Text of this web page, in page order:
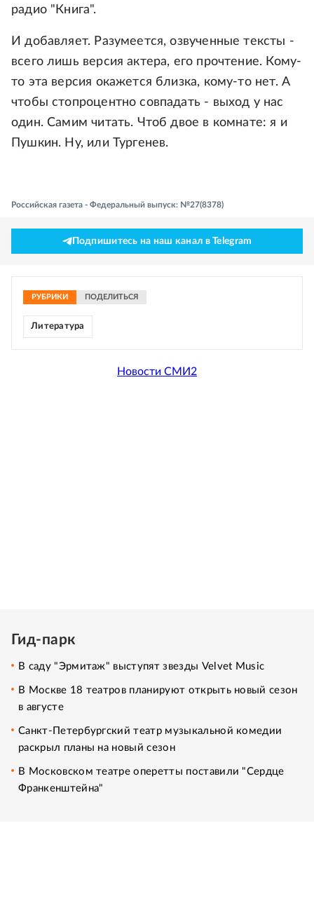
радио "Книга".
И добавляет. Разумеется, озвученные тексты -
всего лишь версия актера, его прочтение. Кому-
то эта версия окажется близка, кому-то нет. А
чтобы стопроцентно совпадать - выход у нас
один. Самим читать. Чтоб двое в комнате: я и
Пушкин. Ну, или Тургенев.
Российская газета - Федеральный выпуск: №27(8378)
Подпишитесь на наш канал в Telegram
РУБРИКИ ПОДЕЛИТЬСЯ
Литература
Новости СМИ2
Гид-парк
В саду "Эрмитаж" выступят звезды Velvet Music
В Москве 18 театров планируют открыть новый сезон
в августе
Санкт-Петербургский театр музыкальной комедии
раскрыл планы на новый сезон
В Московском театре оперетты поставили "Сердце
Франкенштейна"